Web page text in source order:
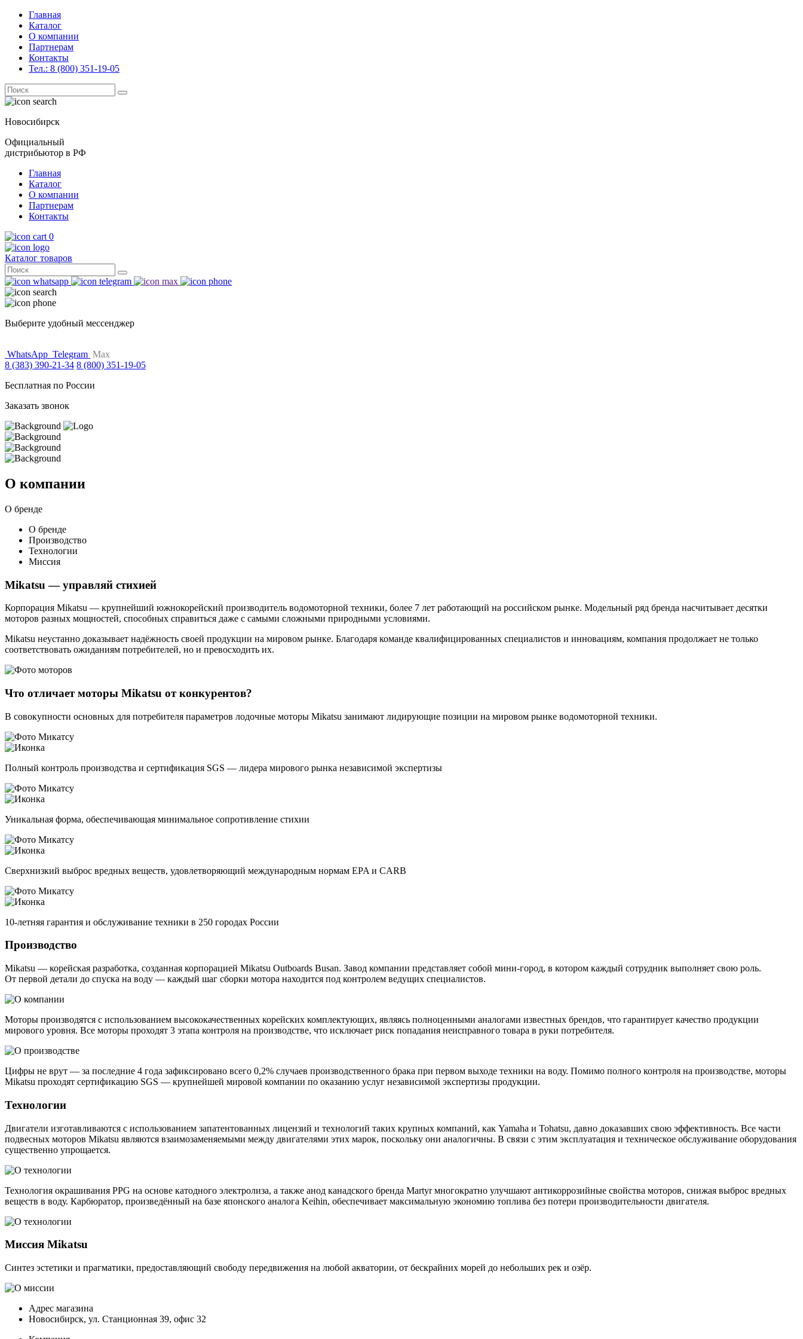
Главная
Каталог
О компании
Партнерам
Контакты
Тел.: 8 (800) 351-19-05
Поиск
for:
Новосибирск
Официальный
дистрибьютор в РФ
Главная
Каталог
О компании
Партнерам
Контакты
0
Каталог товаров
Поиск
for:
Выберите удобный мессенджер
WhatsApp Telegram Max
8 (383) 390-21-34 8 (800) 351-19-05
Бесплатная по России
Заказать звонок
О компании
О бренде
О бренде
Производство
Технологии
Миссия
Mikatsu — управляй стихией
Корпорация Mikatsu — крупнейший южнокорейский производитель водомоторной техники, более 7 лет работающий на российском рынке. Модельный ряд бренда насчитывает десятки
моторов разных мощностей, способных справиться даже с самыми сложными природными условиями.
Mikatsu неустанно доказывает надёжность своей продукции на мировом рынке. Благодаря команде квалифицированных специалистов и инновациям, компания продолжает не только
соответствовать ожиданиям потребителей, но и превосходить их.
Что отличает моторы Mikatsu от конкурентов?
В совокупности основных для потребителя параметров лодочные моторы Mikatsu занимают лидирующие позиции на мировом рынке водомоторной техники.
Полный контроль производства и сертификация SGS — лидера мирового рынка независимой экспертизы
Уникальная форма, обеспечивающая минимальное сопротивление стихии
Сверхнизкий выброс вредных веществ, удовлетворяющий международным нормам EPA и CARB
10-летняя гарантия и обслуживание техники в 250 городах России
Производство
Mikatsu — корейская разработка, созданная корпорацией Mikatsu Outboards Busan. Завод компании представляет собой мини-город, в котором каждый сотрудник выполняет свою роль.
От первой детали до спуска на воду — каждый шаг сборки мотора находится под контролем ведущих специалистов.
Моторы производятся с использованием высококачественных корейских комплектующих, являясь полноценными аналогами известных брендов, что гарантирует качество продукции
мирового уровня. Все моторы проходят 3 этапа контроля на производстве, что исключает риск попадания неисправного товара в руки потребителя.
Цифры не врут — за последние 4 года зафиксировано всего 0,2% случаев производственного брака при первом выходе техники на воду. Помимо полного контроля на производстве, моторы
Mikatsu проходят сертификацию SGS — крупнейшей мировой компании по оказанию услуг независимой экспертизы продукции.
Технологии
Двигатели изготавливаются с использованием запатентованных лицензий и технологий таких крупных компаний, как Yamaha и Tohatsu, давно доказавших свою эффективность. Все части
подвесных моторов Mikatsu являются взаимозаменяемыми между двигателями этих марок, поскольку они аналогичны. В связи с этим эксплуатация и техническое обслуживание оборудования
существенно упрощается.
Технология окрашивания PPG на основе катодного электролиза, а также анод канадского бренда Martyr многократно улучшают антикоррозийные свойства моторов, снижая выброс вредных
веществ в воду. Карбюратор, произведённый на базе японского аналога Keihin, обеспечивает максимальную экономию топлива без потери производительности двигателя.
Миссия Mikatsu
Синтез эстетики и прагматики, предоставляющий свободу передвижения на любой акватории, от бескрайних морей до небольших рек и озёр.
Адрес магазина
Новосибирск, ул. Станционная 39, офис 32